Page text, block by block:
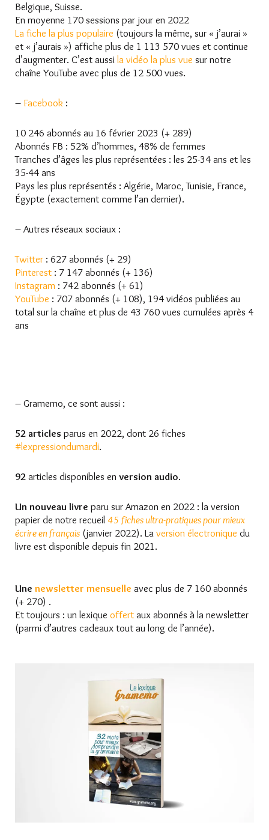
Belgique, Suisse.
En moyenne 170 sessions par jour en 2022
La fiche la plus populaire (toujours la même, sur « j’aurai »
et « j’aurais ») affiche plus de 1 113 570 vues et continue
d’augmenter. C’est aussi la vidéo la plus vue sur notre
chaîne YouTube avec plus de 12 500 vues.
– Facebook :
10 246 abonnés au 16 février 2023 (+ 289)
Abonnés FB : 52% d’hommes, 48% de femmes
Tranches d’âges les plus représentées : les 25-34 ans et les
35-44 ans
Pays les plus représentés : Algérie, Maroc, Tunisie, France,
Égypte (exactement comme l’an dernier).
– Autres réseaux sociaux :
Twitter : 627 abonnés (+ 29)
Pinterest : 7 147 abonnés (+ 136)
Instagram : 742 abonnés (+ 61)
YouTube : 707 abonnés (+ 108), 194 vidéos publiées au
total sur la chaîne et plus de 43 760 vues cumulées après 4
ans
– Gramemo, ce sont aussi :
52 articles parus en 2022, dont 26 fiches
#lexpressiondumardi.
92 articles disponibles en version audio.
Un nouveau livre paru sur Amazon en 2022 : la version
papier de notre recueil 45 fiches ultra-pratiques pour mieux
écrire en français (janvier 2022). La version électronique du
livre est disponible depuis fin 2021.
Une newsletter mensuelle avec plus de 7 160 abonnés
(+ 270) .
Et toujours : un lexique offert aux abonnés à la newsletter
(parmi d’autres cadeaux tout au long de l’année).